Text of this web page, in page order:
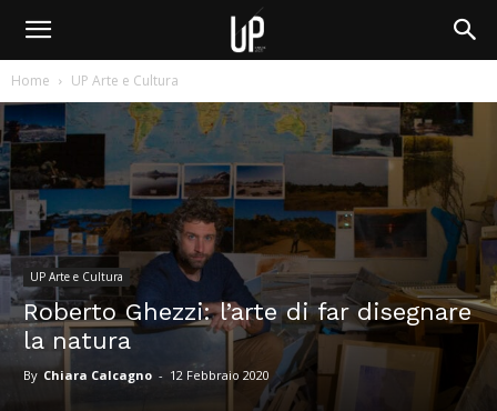
Home UP Arte e Cultura
UP Arte e Cultura
Roberto Ghezzi: l’arte di far disegnare
la natura
By Chiara Calcagno - 12 Febbraio 2020